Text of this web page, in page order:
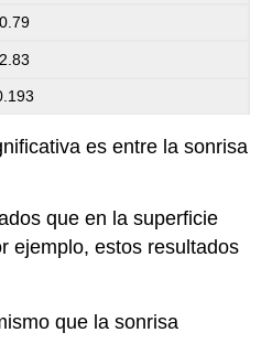
0.79
2.83
es entre la sonrisa
que en la superficie
ejemplo, estos resultados
que la sonrisa